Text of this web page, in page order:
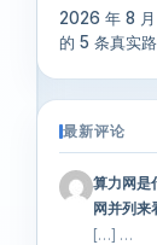
2026 年 8 月
的 5 条真实
最新评论
算力网是
网并列来
[…] …